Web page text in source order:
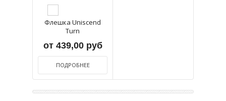
Флешка Uniscend
Turn
от 439,00 руб
ПОДРОБНЕЕ